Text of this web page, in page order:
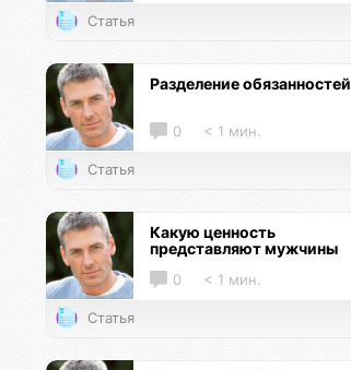
Статья
Разделение обязанностей
0 < 1 мин.
Статья
Какую ценность
представляют мужчины
0 < 1 мин.
Статья